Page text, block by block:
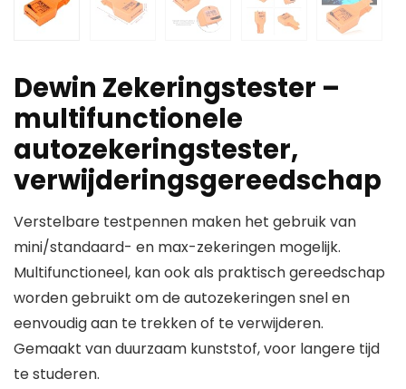
Dewin Zekeringstester –
multifunctionele
autozekeringstester,
verwijderingsgereedschap
Verstelbare testpennen maken het gebruik van
mini/standaard- en max-zekeringen mogelijk.
Multifunctioneel, kan ook als praktisch gereedschap
worden gebruikt om de autozekeringen snel en
eenvoudig aan te trekken of te verwijderen.
Gemaakt van duurzaam kunststof, voor langere tijd
te studeren.